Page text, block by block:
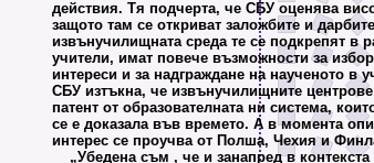
действия. Тя подчерта, че СБУ оценява
защото там се откриват заложбите и
извънучилищната среда те се подкрепят в
учители, имат повече възможности за
интереси и за надграждане на наученото в
СБУ изтъкна, че извънучилищните
патент от образователната ни система,
се е доказала във времето. А в момента
интерес се проучва от Полша, Чехия и
„Убедена съм , че и занапред в контекста